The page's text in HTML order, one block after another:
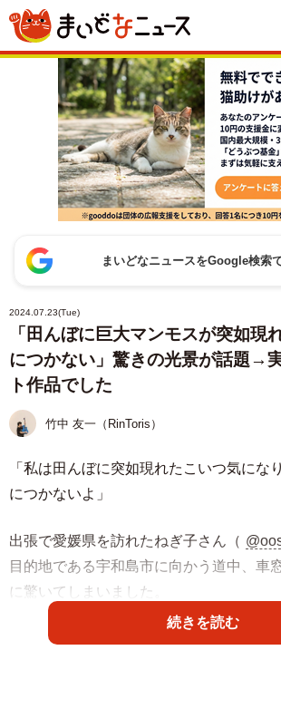
まいどなニュースをGoogle検索
2024.07.23(Tue)
「田んぼに巨大マンモスが突如
につかない」驚きの光景が話題→
ト作品でした
竹中 友一（RinToris）
「私は田んぼに突如現れたこいつ気にな
につかないよ」
出張で愛媛県を訪れたねぎ子さん（
目的地である宇和島市に向かう道中、車
に驚いてしまいました。
続きを読む